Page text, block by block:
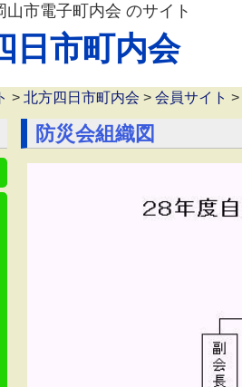
市電子町内会 のサイト
日市町内会
> 北方四日市町内会 > 会員サイト >
防災会組織図